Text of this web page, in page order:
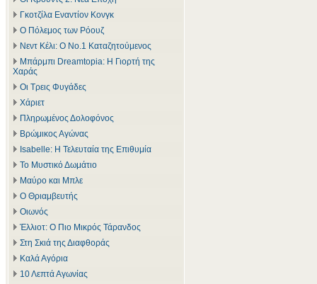
Γκοτζίλα Εναντίον Κονγκ
Ο Πόλεμος των Ρόουζ
Νεντ Κέλι: Ο Νο.1 Καταζητούμενος
Μπάρμπι Dreamtopia: Η Γιορτή της
Χαράς
Οι Τρεις Φυγάδες
Χάριετ
Πληρωμένος Δολοφόνος
Βρώμικος Αγώνας
Isabelle: Η Τελευταία της Επιθυμία
Το Μυστικό Δωμάτιο
Μαύρο και Μπλε
Ο Θριαμβευτής
Οιωνός
Έλλιοτ: Ο Πιο Μικρός Τάρανδος
Στη Σκιά της Διαφθοράς
Καλά Αγόρια
10 Λεπτά Αγωνίας